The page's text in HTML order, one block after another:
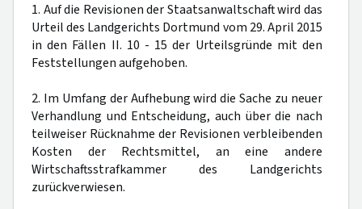
1. Auf die Revisionen der Staatsanwaltschaft wird das
Urteil des Landgerichts Dortmund vom 29. April 2015
in den Fällen II. 10 - 15 der Urteilsgründe mit den
Feststellungen aufgehoben.
2. Im Umfang der Aufhebung wird die Sache zu neuer
Verhandlung und Entscheidung, auch über die nach
teilweiser Rücknahme der Revisionen verbleibenden
Kosten der Rechtsmittel, an eine andere
Wirtschaftsstrafkammer des Landgerichts
zurückverwiesen.